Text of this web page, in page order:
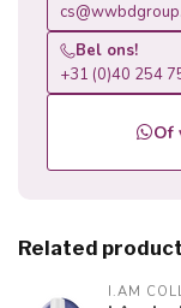
Bel ons!
+31 (0)40 254
Of
Related
I.AM